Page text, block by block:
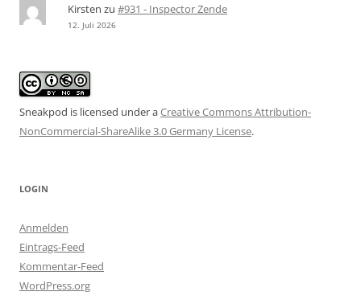
Kirsten zu #931 - Inspector Zende
12. Juli 2026
Sneakpod is licensed under aCreative Commons Attribution-
NonCommercial-ShareAlike 3.0 Germany License.
LOGIN
Anmelden
Eintrags-Feed
Kommentar-Feed
WordPress.org